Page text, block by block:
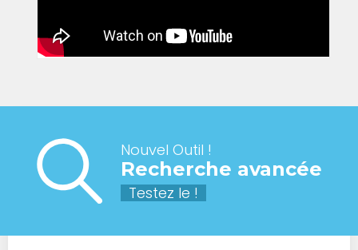
Nouvel Outil !
Recherche avancée
Testez le !